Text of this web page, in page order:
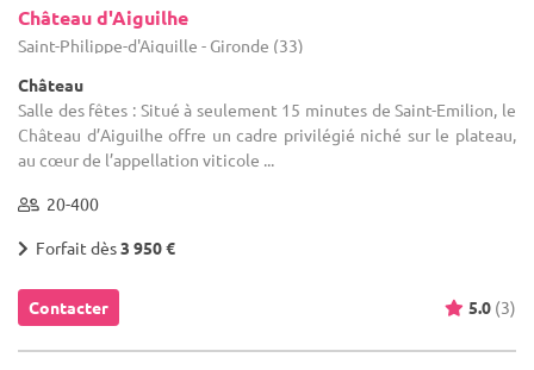
Château d'Aiguilhe
Saint-Philippe-d'Aiguille - Gironde (33)
Château
Salle des fêtes : Situé à seulement 15 minutes de Saint-Emilion, le
Château d’Aiguilhe offre un cadre privilégié niché sur le plateau,
au cœur de l’appellation viticole ...
20-400
Forfait dès3 950 €
Contacter 5.0 (3)